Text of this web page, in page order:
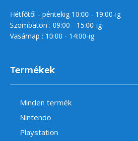
Hétfőtől - péntekig 10:00 - 19:00-ig
Szombaton : 09:00 - 15:00-ig
Vasárnap : 10:00 - 14:00-ig
Termékek
Minden termék
Nintendo
Playstation